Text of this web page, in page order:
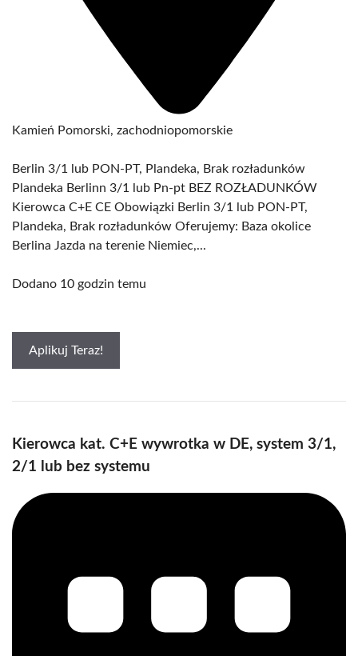
Kamień Pomorski, zachodniopomorskie
Berlin 3/1 lub PON-PT, Plandeka, Brak rozładunków
Plandeka Berlinn 3/1 lub Pn-pt BEZ ROZŁADUNKÓW
Kierowca C+E CE Obowiązki Berlin 3/1 lub PON-PT,
Plandeka, Brak rozładunków Oferujemy: Baza okolice
Berlina Jazda na terenie Niemiec,...
Dodano 10 godzin temu
Aplikuj Teraz!
Kierowca kat. C+E wywrotka w DE, system 3/1,
2/1 lub bez systemu